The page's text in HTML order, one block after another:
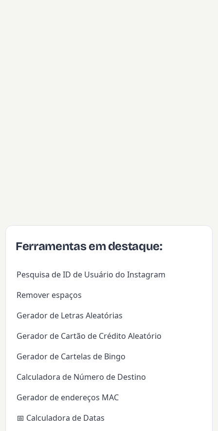
Ferramentas em destaque:
Pesquisa de ID de Usuário do Instagram
Remover espaços
Gerador de Letras Aleatórias
Gerador de Cartão de Crédito Aleatório
Gerador de Cartelas de Bingo
Calculadora de Número de Destino
Gerador de endereços MAC
📅 Calculadora de Datas